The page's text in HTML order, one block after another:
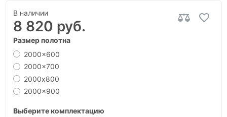
В наличии
8 820 руб.
Размер полотна
2000x600
2000x700
2000х800
2000x900
Выберите комплектацию